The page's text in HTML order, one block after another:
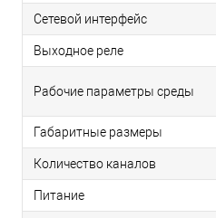
Сетевой интерфейс
Выходное реле
Рабочие параметры среды
Габаритные размеры
Количество каналов
Питание